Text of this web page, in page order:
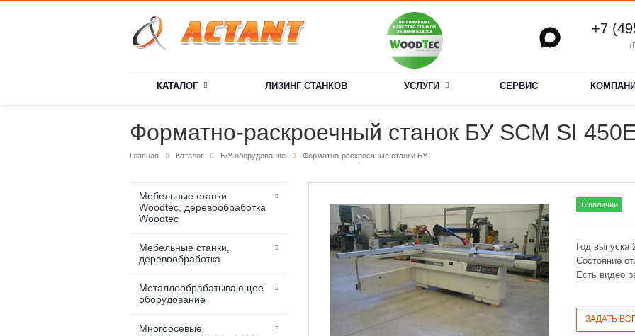
+7
КАТАЛОГ ЛИЗИНГ СТАНКОВ УСЛУГИ СЕРВИС
Форматно-раскроечный станок БУ SCM SI
Главная Каталог Б/У оборудование Форматно-раскроечные станки БУ
Мебельные станки
Woodtec, деревообработка
Woodtec
Мебельные станки,
деревообработка
Металлообрабатывающее
оборудование
Многоосевые
В наличии
Год выпуска
Состояние
Есть видео
ЗАДАТЬ